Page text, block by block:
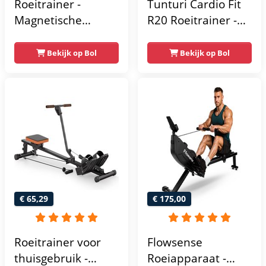
Roeitrainer -
Magnetische
LCD-scherm en 16
weerstandsniveaus
capaciteit 120KG -
Stil - Zwart
Bekijk op Bol
Tunturi Cardio Fit
R20 Roeitrainer -
Roeimachine met 4
weerstandsniveaus
- Roeiapparaat
Opklapbaar
Bekijk op Bol
€ 65,29
Roeitrainer voor
thuisgebruik -
€ 175,00
Flowsense
Roeiapparaat -